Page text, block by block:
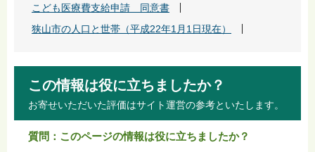
こども医療費支給申請 同意書
狭山市の人口と世帯（平成22年1月1日現在）
この情報は役に立ちましたか？
お寄せいただいた評価はサイト運営の参考といたします。
質問：このページの情報は役に立ちましたか？